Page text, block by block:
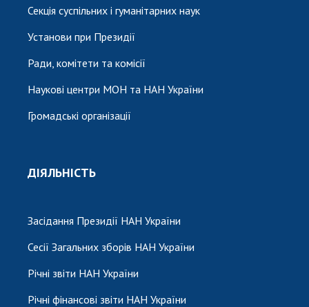
Секція суспільних і гуманітарних наук
Установи при Президії
Ради, комітети та комісії
Наукові центри МОН та НАН України
Громадські організації
ДІЯЛЬНІСТЬ
Засідання Президії НАН України
Сесії Загальних зборів НАН України
Річні звіти НАН України
Річні фінансові звіти НАН України